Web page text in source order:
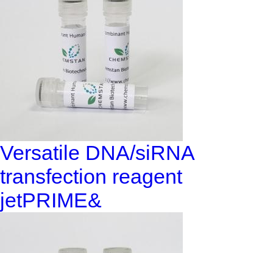
Versatile DNA/siRNA
transfection reagent
jetPRIME&